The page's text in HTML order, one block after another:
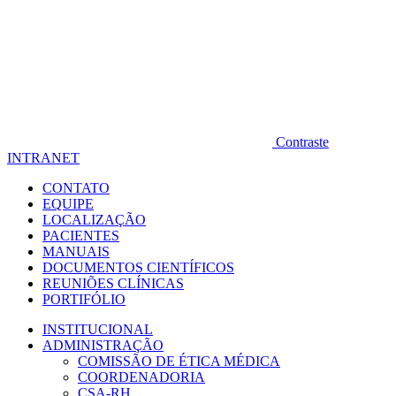
Contraste
INTRANET
CONTATO
EQUIPE
LOCALIZAÇÃO
PACIENTES
MANUAIS
DOCUMENTOS CIENTÍFICOS
REUNIÕES CLÍNICAS
PORTIFÓLIO
INSTITUCIONAL
ADMINISTRAÇÃO
COMISSÃO DE ÉTICA MÉDICA
COORDENADORIA
CSA-RH